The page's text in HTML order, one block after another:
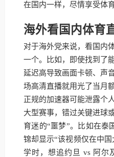
在国内一样，尽情享受体
海外看国内体育
对于海外党来说，看国内
一个。比如，即使找到了
延迟高导致画面卡顿、声
场高清直播就用光了当月
正规的加速器可能泄露个
大型赛事，错过关键进球
育迷的“噩梦”。比如在泰
锦却显示“该视频仅在中
学时，想追约旦 vs 阿尔